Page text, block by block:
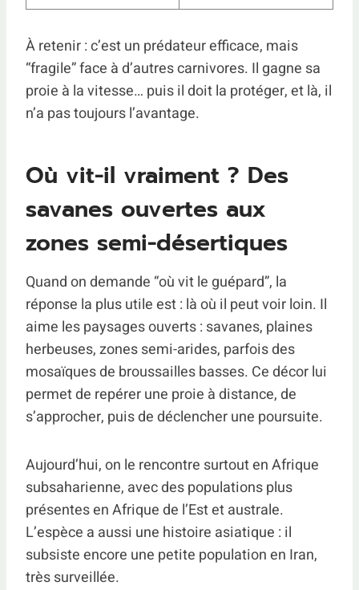
À retenir : c’est un prédateur efficace, mais
“fragile” face à d’autres carnivores. Il gagne sa
proie à la vitesse… puis il doit la protéger, et là, il
n’a pas toujours l’avantage.
Où vit-il vraiment ? Des
savanes ouvertes aux
zones semi-désertiques
Quand on demande “où vit le guépard”, la
réponse la plus utile est : là où il peut voir loin. Il
aime les paysages ouverts : savanes, plaines
herbeuses, zones semi-arides, parfois des
mosaïques de broussailles basses. Ce décor lui
permet de repérer une proie à distance, de
s’approcher, puis de déclencher une poursuite.
Aujourd’hui, on le rencontre surtout en Afrique
subsaharienne, avec des populations plus
présentes en Afrique de l’Est et australe.
L’espèce a aussi une histoire asiatique : il
subsiste encore une petite population en Iran,
très surveillée.